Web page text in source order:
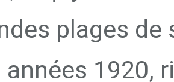
plages
années 1920,